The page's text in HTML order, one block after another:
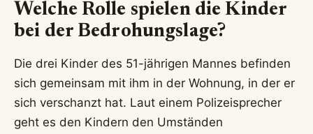
Welche Rolle spielen die Kinder
bei der Bedrohungslage?
Die drei Kinder des 51-jährigen Mannes befinden
sich gemeinsam mit ihm in der Wohnung, in der er
sich verschanzt hat. Laut einem Polizeisprecher
geht es den Kindern den Umständen